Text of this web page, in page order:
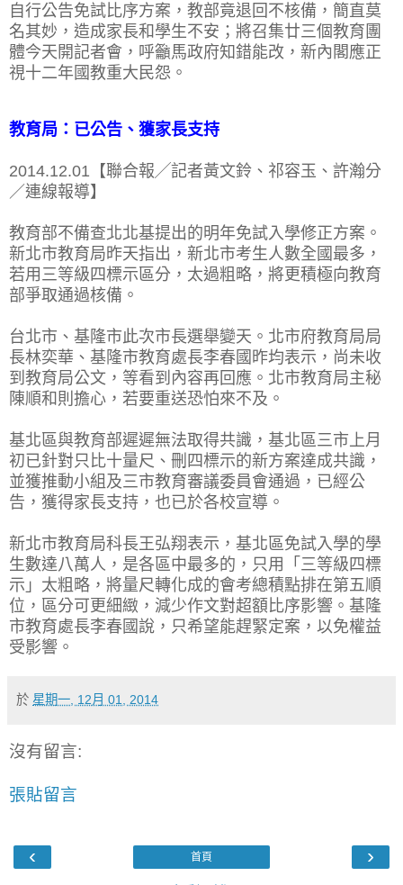
自行公告免試比序方案，教部竟退回不核備，簡直莫
名其妙，造成家長和學生不安；將召集廿三個教育團
體今天開記者會，呼籲馬政府知錯能改，新內閣應正
視十二年國教重大民怨。
教育局：已公告、獲家長支持
2014.12.01【聯合報╱記者黃文鈴、祁容玉、許瀚分
／連線報導】
教育部不備查北北基提出的明年免試入學修正方案。
新北市教育局昨天指出，新北市考生人數全國最多，
若用三等級四標示區分，太過粗略，將更積極向教育
部爭取通過核備。
台北市、基隆市此次市長選舉變天。北市府教育局局
長林奕華、基隆市教育處長李春國昨均表示，尚未收
到教育局公文，等看到內容再回應。北市教育局主秘
陳順和則擔心，若要重送恐怕來不及。
基北區與教育部遲遲無法取得共識，基北區三市上月
初已針對只比十量尺、刪四標示的新方案達成共識，
並獲推動小組及三市教育審議委員會通過，已經公
告，獲得家長支持，也已於各校宣導。
新北市教育局科長王弘翔表示，基北區免試入學的學
生數達八萬人，是各區中最多的，只用「三等級四標
示」太粗略，將量尺轉化成的會考總積點排在第五順
位，區分可更細緻，減少作文對超額比序影響。基隆
市教育處長李春國說，只希望能趕緊定案，以免權益
受影響。
於 星期一, 12月 01, 2014
沒有留言:
張貼留言
‹ ›
首頁